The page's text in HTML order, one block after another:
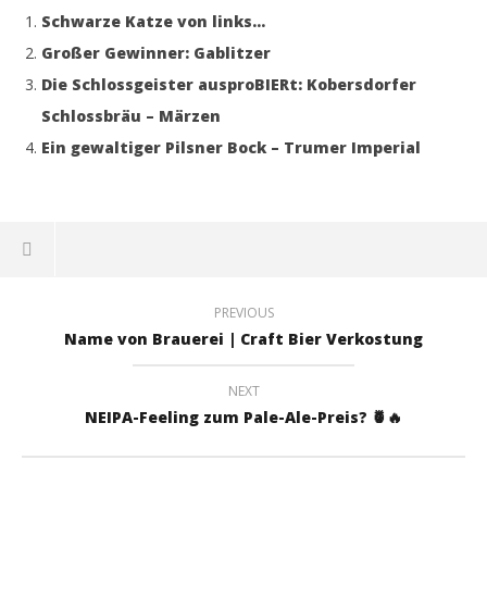
Schwarze Katze von links…
Großer Gewinner: Gablitzer
Die Schlossgeister ausproBIERt: Kobersdorfer
Schlossbräu – Märzen
Ein gewaltiger Pilsner Bock – Trumer Imperial
PREVIOUS
Name von Brauerei | Craft Bier Verkostung
NEXT
NEIPA-Feeling zum Pale-Ale-Preis? 🍍🔥